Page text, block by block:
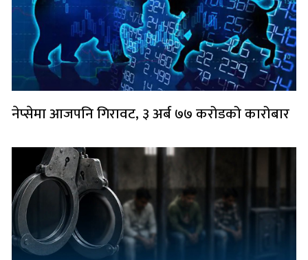
नेप्सेमा आजपनि गिरावट, ३ अर्ब ७७ करोडको कारोबार